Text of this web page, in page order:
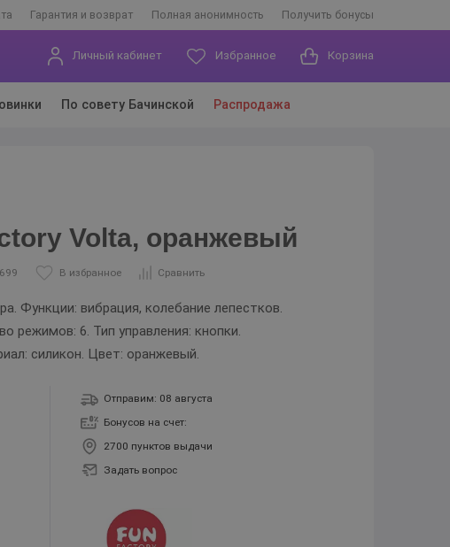
Гарантия и возврат Полная анонимность Получить бонусы
Личный кабинет Избранное Корзина
По совету Бачинской Распродажа
Volta, оранжевый
В избранное Сравнить
Функции: вибрация, колебание лепестков.
режимов: 6. Тип управления: кнопки.
силикон. Цвет: оранжевый.
Отправим: 08 августа
Бонусов на счет:
2700 пунктов выдачи
Задать вопрос